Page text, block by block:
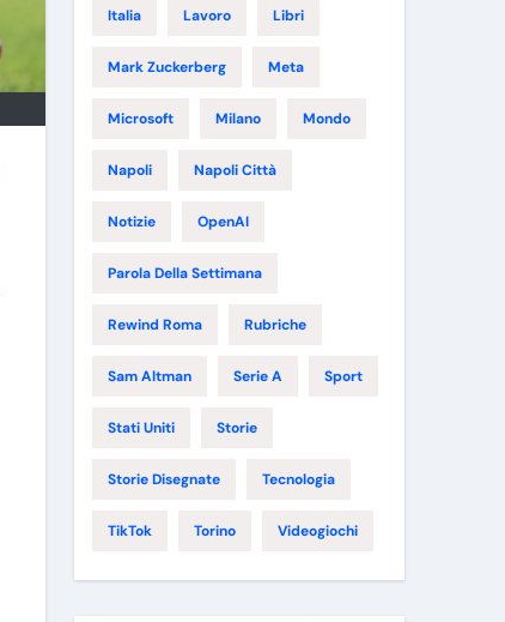
Italia Lavoro Libri
Mark Zuckerberg Meta
Microsoft Milano Mondo
Napoli Napoli Città
Notizie OpenAI
Parola Della Settimana
Rewind Roma Rubriche
Sam Altman Serie A Sport
Stati Uniti Storie
Storie Disegnate Tecnologia
TikTok Torino Videogiochi